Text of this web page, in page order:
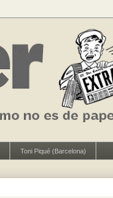
Toni Piqué (Barcelona)